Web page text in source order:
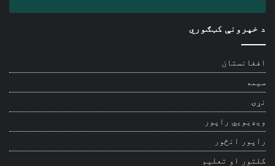
د خپرونې کټګوري
افغانستان
سیمه
نړۍ
ویډیويي راپور
راپور انځور
کلتور او تعلیم